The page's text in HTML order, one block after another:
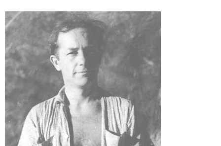
Alejandra Correa | La nieve